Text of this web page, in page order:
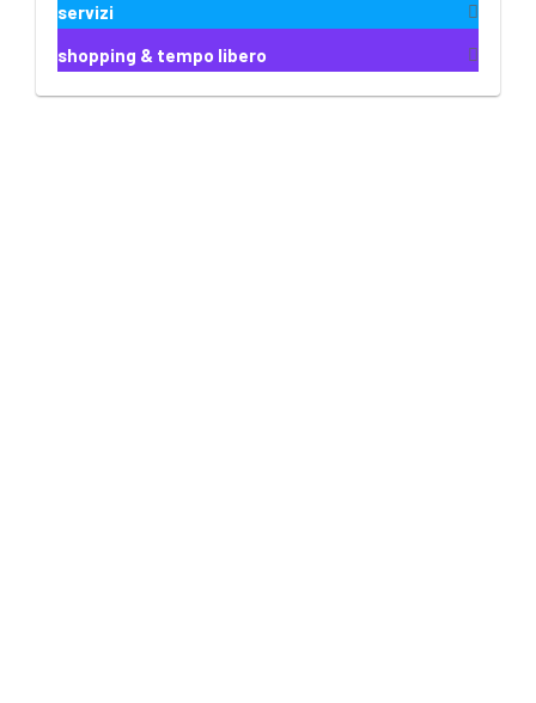
servizi
shopping & tempo libero